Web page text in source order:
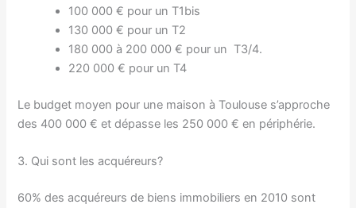
100 000 € pour un T1bis
130 000 € pour un T2
180 000 à 200 000 € pour un T3/4.
220 000 € pour un T4
Le budget moyen pour une maison à Toulouse s’approche
des 400 000 € et dépasse les 250 000 € en périphérie.
3. Qui sont les acquéreurs?
60% des acquéreurs de biens immobiliers en 2010 sont